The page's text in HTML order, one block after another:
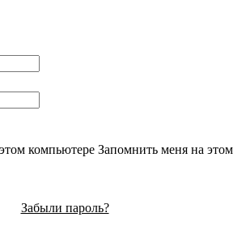
компьютере Запомнить меня на этом
Забыли пароль?